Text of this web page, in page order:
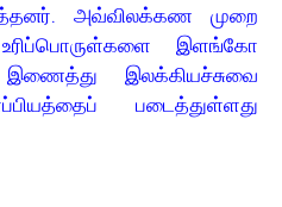
அவ்விலக்கண முறை
இளங்கோ
இலக்கியச்சுவை
படைத்துள்ளது